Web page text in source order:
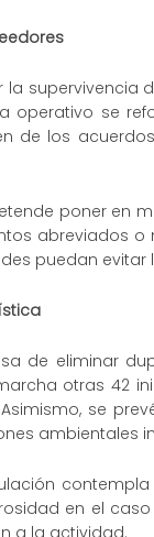
la supervivencia
operativo se
de los
poner en
abreviados
puedan evitar
de eliminar
otras 42
se
ambientales
en el